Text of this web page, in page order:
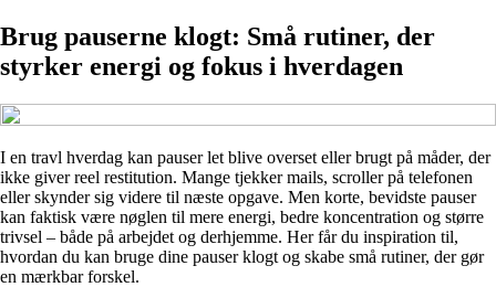
Brug pauserne klogt: Små rutiner, der
styrker energi og fokus i hverdagen
I en travl hverdag kan pauser let blive overset eller brugt på måder, der
ikke giver reel restitution. Mange tjekker mails, scroller på telefonen
eller skynder sig videre til næste opgave. Men korte, bevidste pauser
kan faktisk være nøglen til mere energi, bedre koncentration og større
trivsel – både på arbejdet og derhjemme. Her får du inspiration til,
hvordan du kan bruge dine pauser klogt og skabe små rutiner, der gør
en mærkbar forskel.